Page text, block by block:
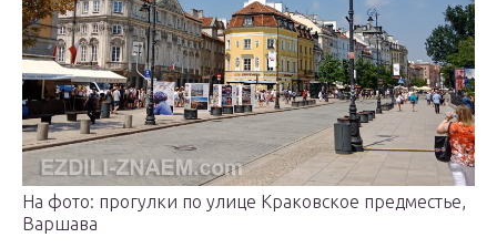
На фото: прогулки по улице Краковское предместье,
Варшава